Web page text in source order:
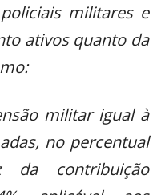
militares e
ativos quanto da
militar igual à
no percentual
da contribuição